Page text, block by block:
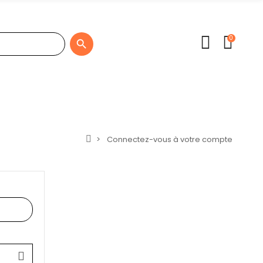
 0
Connectez-vous à votre compte